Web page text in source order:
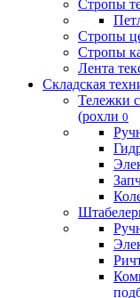
Стропы
Стропы
Стропы
Лента
Складская
Тележки
(рохли 0